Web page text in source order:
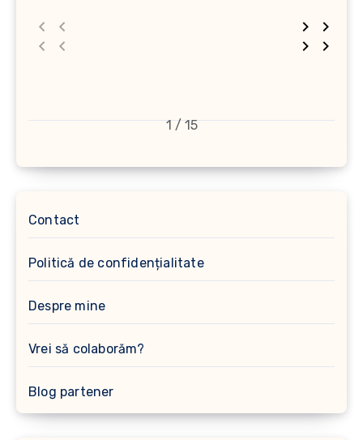
1 / 15
Contact
Politică de confidențialitate
Despre mine
Vrei să colaborăm?
Blog partener